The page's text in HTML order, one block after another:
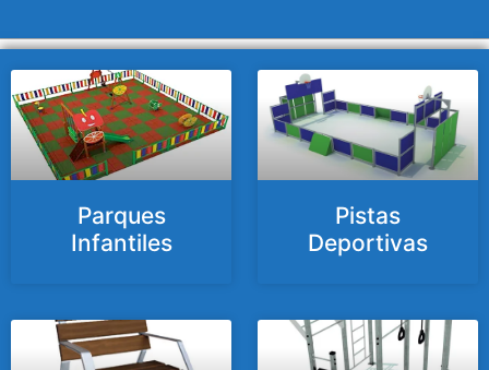
Parques
Infantiles
Pistas
Deportivas